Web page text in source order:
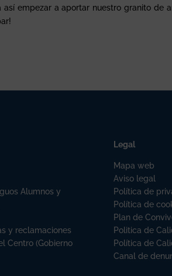
empezar a aportar nuestro granito de
Alumnos y
y reclamaciones
Centro (Gobierno
Legal
Mapa web
Aviso legal
Política de
Política de
Plan de
Politica de
Política de
Canal de